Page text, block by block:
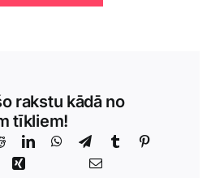
rakstu kādā no
tīkliem!